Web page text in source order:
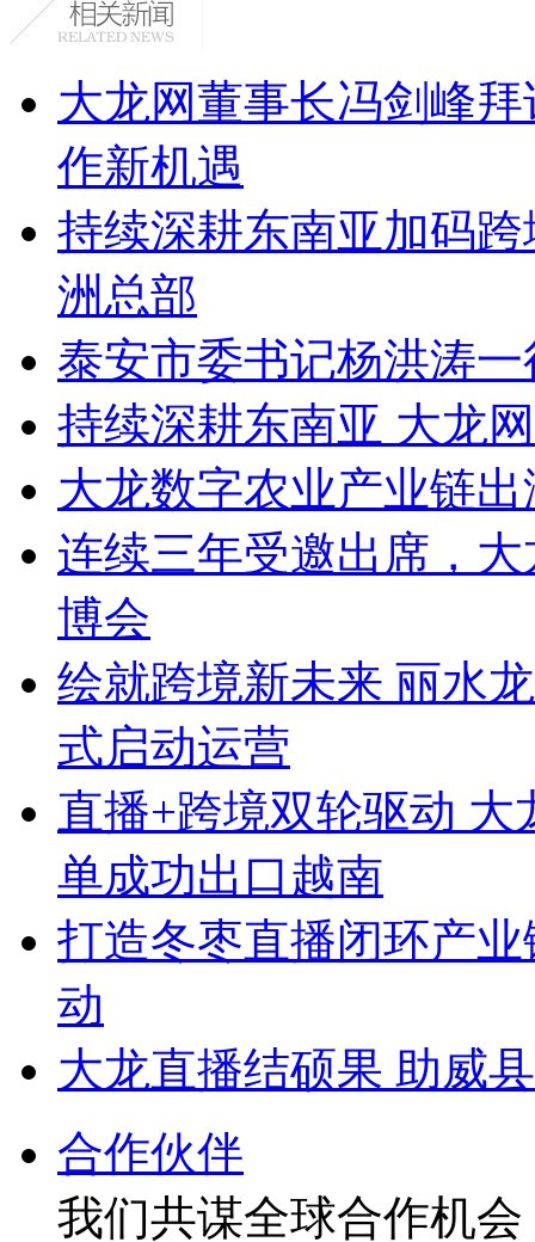
大龙网董事长冯剑峰
作新机遇
持续深耕东南亚加码
洲总部
泰安市委书记杨洪涛
持续深耕东南亚 大龙
大龙数字农业产业链
连续三年受邀出席，
博会
绘就跨境新未来 丽水
式启动运营
直播+跨境双轮驱动
单成功出口越南
打造冬枣直播闭环产
动
大龙直播结硕果 助威
合作伙伴
我们共谋全球合作机会